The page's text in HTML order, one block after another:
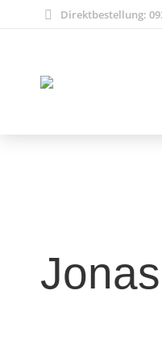
Direktbestellung: